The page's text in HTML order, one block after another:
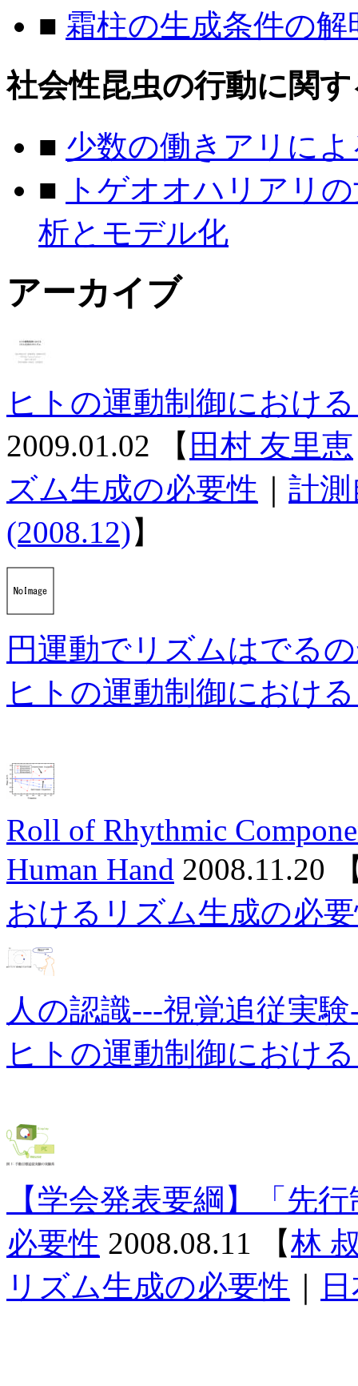
■ 霜柱の生成条件の解
社会性昆虫の行動に関
■ 少数の働きアリに
■
トゲオオハリアリ
析とモデル化
アーカイブ
ヒトの運動制御におけ
2009.01.02
【 田村 友里恵
ズム生成の必要性
計
(2008.12)】
円運動でリズムはでる
ヒトの運動制御におけ
Roll of Rhythmic
Human Hand 2008.11.20
おけるリズム生成の必
人の認識---視覚追従実験
ヒトの運動制御におけ
【学会発表要綱】「先
必要性 2008.08.11 【林
リズム生成の必要性